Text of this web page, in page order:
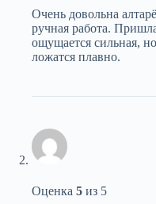
Очень довольна
ручная работа.
ощущается сильная,
ложатся плавно.
Оценка 5 из 5